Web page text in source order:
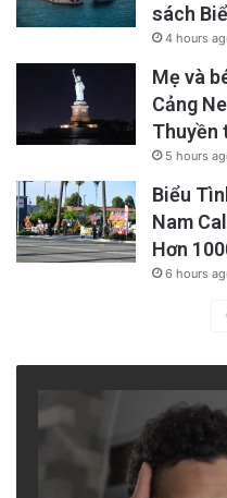
sách
4 hours
Mẹ và
Cảng
Thuyền
5 hours
Biểu
Nam
Hơn
6 hours